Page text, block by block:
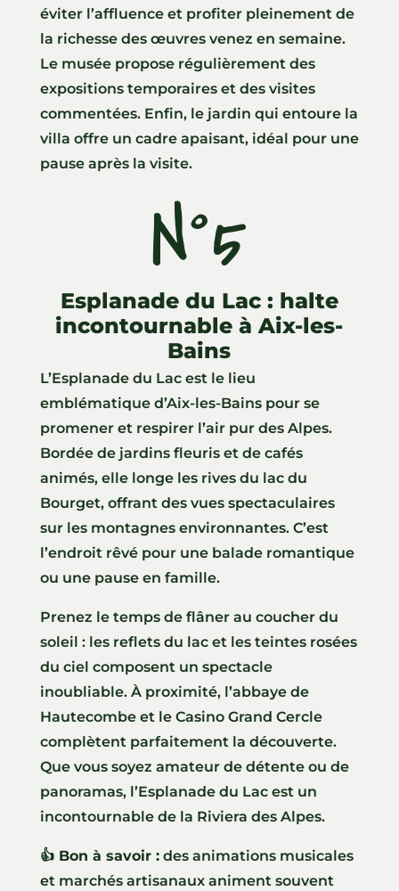
éviter l’affluence et profiter pleinement de
la richesse des œuvres venez en semaine.
Le musée propose régulièrement des
expositions temporaires et des visites
commentées. Enfin, le jardin qui entoure la
villa offre un cadre apaisant, idéal pour une
pause après la visite.
N°5
Esplanade du Lac : halte
incontournable à Aix-les-
Bains
L’Esplanade du Lac est le lieu
emblématique d’Aix-les-Bains pour se
promener et respirer l’air pur des Alpes.
Bordée de jardins fleuris et de cafés
animés, elle longe les rives du lac du
Bourget, offrant des vues spectaculaires
sur les montagnes environnantes. C’est
l’endroit rêvé pour une balade romantique
ou une pause en famille.
Prenez le temps de flâner au coucher du
soleil : les reflets du lac et les teintes rosées
du ciel composent un spectacle
inoubliable. À proximité, l’abbaye de
Hautecombe et le Casino Grand Cercle
complètent parfaitement la découverte.
Que vous soyez amateur de détente ou de
panoramas, l’Esplanade du Lac est un
incontournable de la Riviera des Alpes.
👍 Bon à savoir :des animations musicales
et marchés artisanaux animent souvent